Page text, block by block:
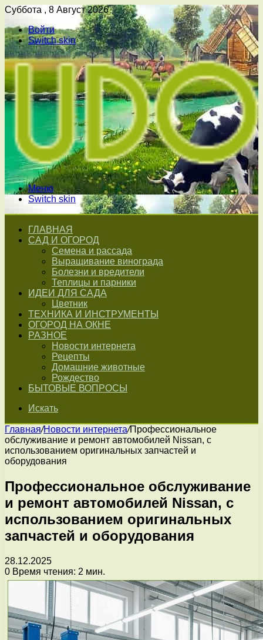
Суббота , 8 Август 2026
Войти
Switch skin
Меню
Switch skin
ГЛАВНАЯ
САД И ОГОРОД
Семена и рассада
Выращивание винограда
Болезни и вредители
Теплицы и парники
ИДЕИ ДЛЯ САДА
Цветник
ТЕХНИКА И ИНСТРУМЕНТЫ
ОГОРОД НА ОКНЕ
РАЗНОЕ
Новости интернета
Рецепты
Домашние животные
Рождество
БЫТОВЫЕ ВОПРОСЫ
Искать
Главная/Новости интернета/Профессиональное
обслуживание и ремонт автомобилей Nissan, с
использованием оригинальных запчастей и
оборудования
Профессиональное обслуживание
и ремонт автомобилей Nissan, с
использованием оригинальных
запчастей и оборудования
28.12.2025
0 Время чтения: 2 мин.